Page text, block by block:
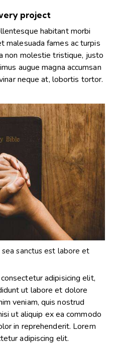
project
habitant morbi
malesuada fames ac turpis
non molestie tristique, justo
augue magna accumsan
neque at, lobortis tortor.
sanctus est labore et
adipisicing elit,
ut labore et dolore
veniam, quis nostrud
ut aliquip ex ea commodo
in reprehenderit. Lorem
adipiscing elit.